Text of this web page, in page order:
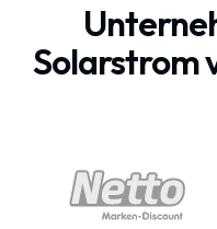
Solarstrom